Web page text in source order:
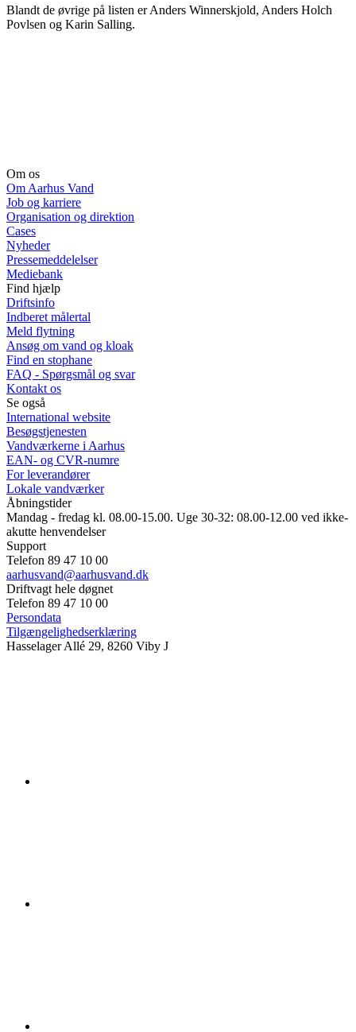
Blandt de øvrige på listen er Anders Winnerskjold, Anders Holch
Povlsen og Karin Salling.
Om os
Om Aarhus Vand
Job og karriere
Organisation og direktion
Cases
Nyheder
Pressemeddelelser
Mediebank
Find hjælp
Driftsinfo
Indberet målertal
Meld flytning
Ansøg om vand og kloak
Find en stophane
FAQ - Spørgsmål og svar
Kontakt os
Se også
International website
Besøgstjenesten
Vandværkerne i Aarhus
EAN- og CVR-numre
For leverandører
Lokale vandværker
Åbningstider
Mandag - fredag kl. 08.00-15.00. Uge 30-32: 08.00-12.00 ved ikke-
akutte henvendelser
Support
Telefon 89 47 10 00
aarhusvand@aarhusvand.dk
Driftvagt hele døgnet
Telefon 89 47 10 00
Persondata
Tilgængelighedserklæring
Hasselager Allé 29, 8260 Viby J